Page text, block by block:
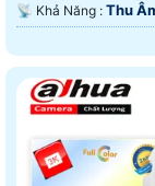
️📡 Khả Năng : Thu